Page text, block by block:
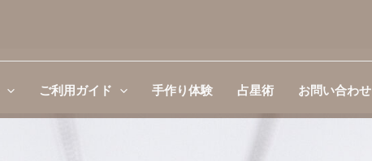
ご利用ガイド 手作り体験 占星術 お問い合わせ